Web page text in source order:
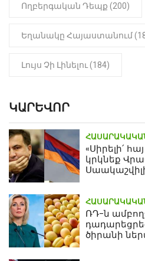
Ողբերգական Դեպք (200)
Եղանակը Հայաստանում
Լույս Չի Լինելու (184)
ԿԱՐԵՎՈՐ
«Սիրելի՛
կրկնեք
ՌԴ-ն
ծիրանի